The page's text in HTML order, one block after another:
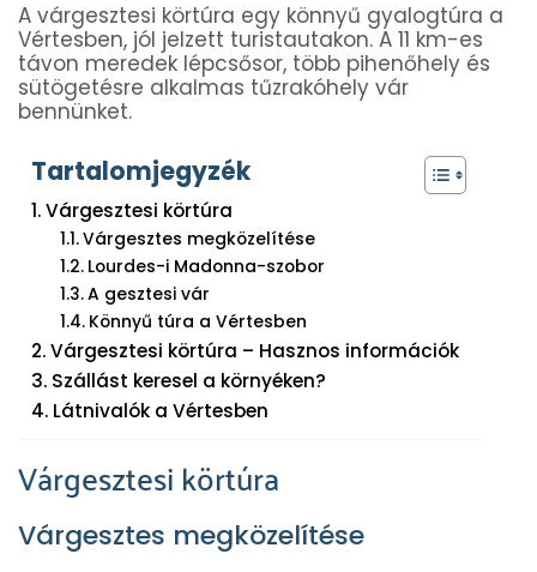
A várgesztesi körtúra egy könnyű gyalogtúra a
Vértesben, jól jelzett turistautakon. A 11 km-es
távon meredek lépcsősor, több pihenőhely és
sütögetésre alkalmas tűzrakóhely vár
bennünket.
Tartalomjegyzék
Várgesztesi körtúra
Várgesztes megközelítése
Lourdes-i Madonna-szobor
A gesztesi vár
Könnyű túra a Vértesben
Várgesztesi körtúra – Hasznos információk
Szállást keresel a környéken?
Látnivalók a Vértesben
Várgesztesi körtúra
Várgesztes megközelítése